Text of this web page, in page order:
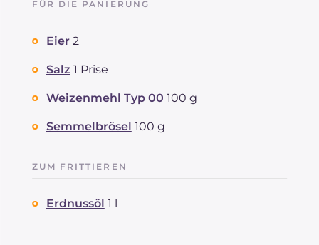
FÜR DIE PANIERUNG
Eier 2
Salz 1 Prise
Weizenmehl Typ 00 100 g
Semmelbrösel 100 g
ZUM FRITTIEREN
Erdnussöl 1 l